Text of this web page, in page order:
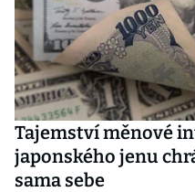
Tajemství měnové
japonského jenu
sama sebe